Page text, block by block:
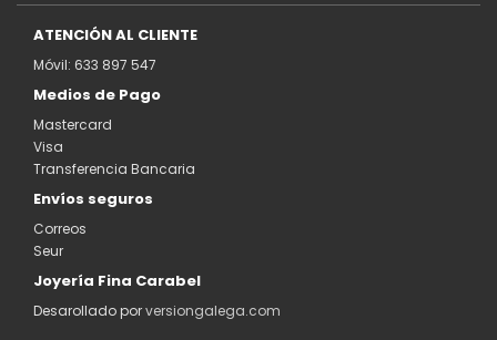
ATENCIÓN AL CLIENTE
Móvil: 633 897 547
Medios de Pago
Mastercard
Visa
Transferencia Bancaria
Envíos seguros
Correos
Seur
Joyería Fina Carabel
Desarollado porversiongalega.com